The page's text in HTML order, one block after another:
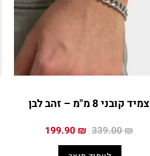
צמיד קובני 8 מ"מ – זהב לבן
339.00₪ המחיר
היה:
199.90 ₪ המחיר